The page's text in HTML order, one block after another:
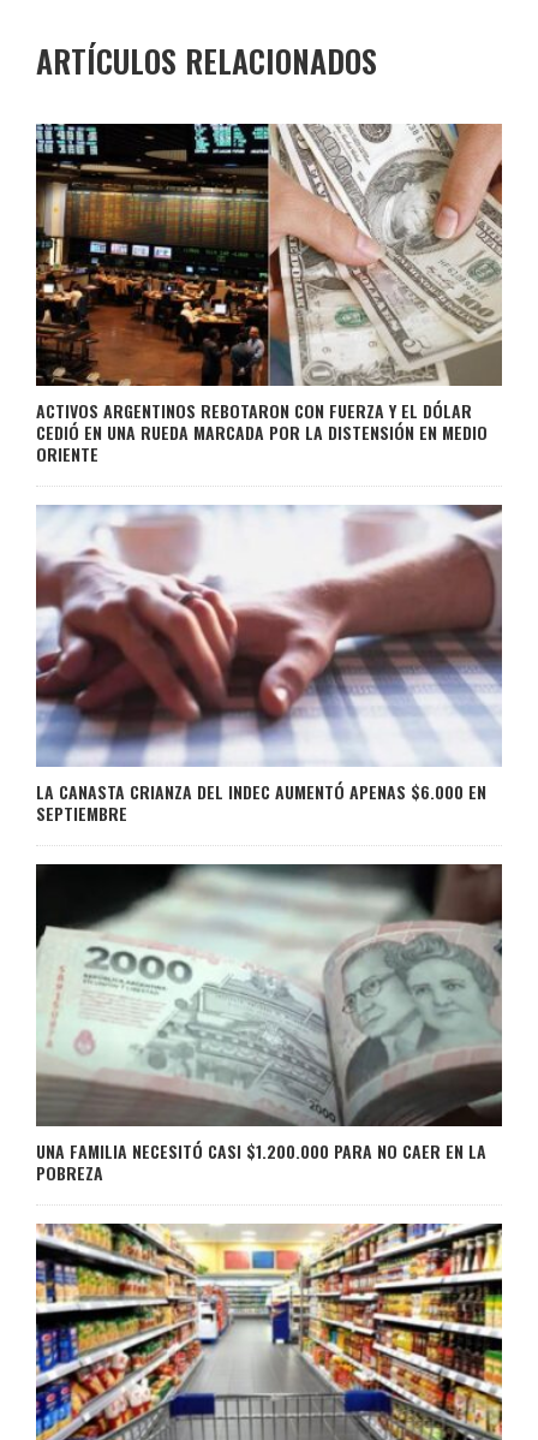
ARTÍCULOS RELACIONADOS
ACTIVOS ARGENTINOS REBOTARON CON FUERZA Y EL DÓLAR
CEDIÓ EN UNA RUEDA MARCADA POR LA DISTENSIÓN EN MEDIO
ORIENTE
LA CANASTA CRIANZA DEL INDEC AUMENTÓ APENAS $6.000 EN
SEPTIEMBRE
UNA FAMILIA NECESITÓ CASI $1.200.000 PARA NO CAER EN LA
POBREZA